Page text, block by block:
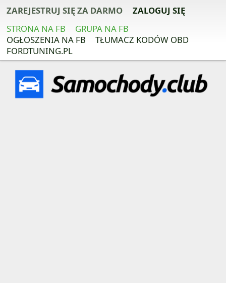
ZAREJESTRUJ SIĘ ZA DARMO
ZALOGUJ SIĘ
STRONA NA FB
GRUPA NA FB
OGŁOSZENIA NA FB
TŁUMACZ KODÓW OBD
FORDTUNING.PL